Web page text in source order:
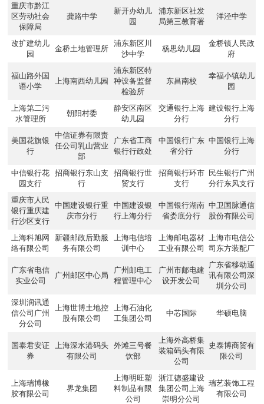
重庆市黔江
区劳动社会
保障局
龚路中学
新开办幼儿
园
浦东新区社发
局第三教育署
洋泾中学
改扩建幼儿
园
金桥土地管理所
浦东新区川
沙中学
杨思幼儿园
金桥镇人民政
府
福山路外国
语小学
上海南西幼儿园
浦东新区特
种设备监督
检验所
东昌南校
幸福小镇幼儿
园
上海第二污
水管理所
朝阳村委
静安区南区
幼儿园
交通银行上海
分行
建设银行上海
分行
美国花旗银
行
中信证券有限责
任公司乳山营业
部
广东省工商
银行行政处
中国银行广东
省分行
中国银行上海
分行
中信银行花
园支行
招商银行东山支
行
招商银行世
贸支行
招商银行环市
支行
民生银行广州
分行东风支行
重庆市人民
银行重庆建
行沙区支行
中国建设银行重
庆市分行
中国建设银
行上海分行
中国银行湖南
省娄底分行
中卫国脉通信
股份有限公司
上海科旭网
络有限公司
新疆邮政后勤服
务有限公司
上海电信培
训中心
上海邮电器材
工业有限公司
上海市电信公
司东方装配厂
广东省电信
实业公司
广州邮区中心局
广州邮电工
程管理中心
广州市邮电建
设开发公司
广东省移动通
讯有限公司深
圳分公司
深圳润讯通
信公司广州
分公司
上海世博土地控
股有限公司
上海石油化
工集团公司
中芯国际 华硕电脑
国泰君安证
券
上海深水港码头
有限公司
外滩三号餐
饮部
上海外高桥集
装箱码头有限
公司
史泰博商贸有
限公司
上海瑞博橡
胶有限公司
界龙集团
上海明旺塑
料制品有限
公司
浙江德盛建设
集团公司上海
崇明分公司
瑞艺装饰工程
有限公司